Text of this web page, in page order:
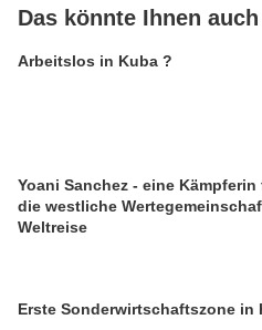
Das könnte Ihnen
Arbeitslos in Kuba ?
Yoani Sanchez - eine Kämpferin
die westliche
Weltreise
Erste Sonderwirtschaftszone in